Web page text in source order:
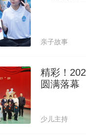
亲子故事
精彩！
圆满落幕
少儿主持